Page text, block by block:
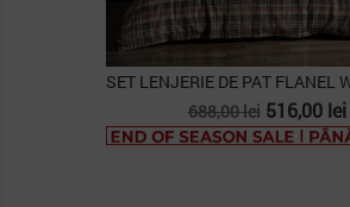
Pret
de
688,00 lei Pret
516,00 lei